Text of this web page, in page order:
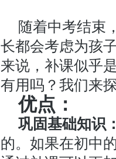
随着中考结束
长都会考虑为孩
来说，补课似乎
有用吗？我们来
优点：
巩固基础知识
的。如果在初中